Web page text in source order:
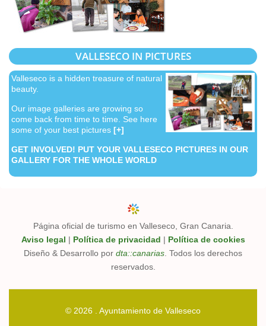
VALLESECO IN PICTURES
Valleseco is a hidden treasure of natural
beauty.
Our image galleries are growing so
come back from time to time. See here
some of your best pictures [+]
GET INVOLVED! PUT YOUR VALLESECO PICTURES IN OUR
GALLERY FOR THE WHOLE WORLD
Página oficial de turismo en Valleseco, Gran Canaria.
Aviso legal | Política de privacidad | Política de cookies
Diseño & Desarrollo por dta::canarias . Todos los derechos
reservados.
© 2026 . Ayuntamiento de Valleseco